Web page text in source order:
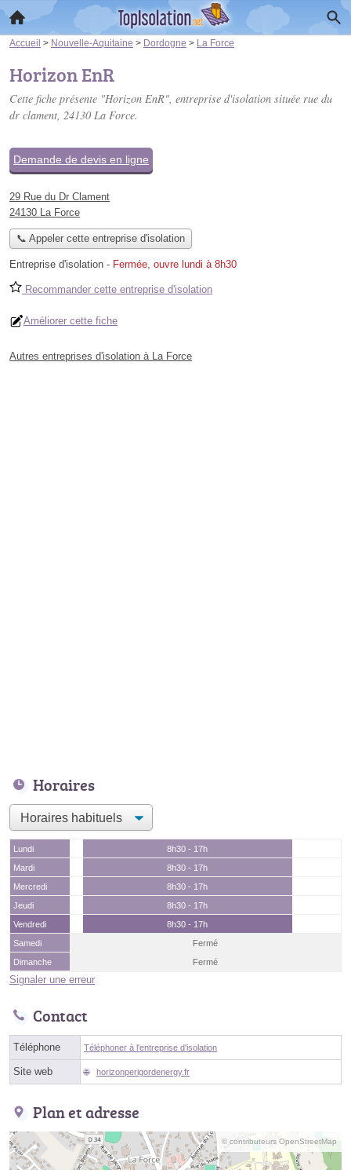
Accueil > Nouvelle-Aquitaine > Dordogne > La Force
Horizon EnR
Cette fiche présente "Horizon EnR", entreprise d'isolation située rue du
dr clament, 24130 La Force.
Demande de devis en ligne
29 Rue du Dr Clament
24130 La Force
📞 Appeler cette entreprise d'isolation
Entreprise d'isolation - Fermée, ouvre lundi à 8h30
Recommander cette entreprise d'isolation
Améliorer cette fiche
Autres entreprises d'isolation à La Force
Horaires
Lundi
8h30 - 17h
Mardi
8h30 - 17h
Mercredi
8h30 - 17h
Jeudi
8h30 - 17h
Vendredi
8h30 - 17h
Samedi
Fermé
Dimanche
Fermé
Signaler une erreur
Contact
Téléphone Téléphoner à l'entreprise d'isolation
Site web horizonperigordenergy.fr
Plan et adresse
© contributeurs OpenStreetMap